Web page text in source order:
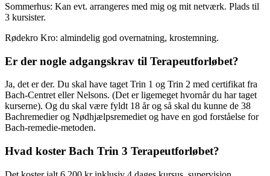
Sommerhus: Kan evt. arrangeres med mig og mit netværk. Plads til
3 kursister.
Rødekro Kro: almindelig god overnatning, krostemning.
Er der nogle adgangskrav til Terapeutforløbet?
Ja, det er der. Du skal have taget Trin 1 og Trin 2 med certifikat fra
Bach-Centret eller Nelsons. (Det er ligemeget hvornår du har taget
kurserne). Og du skal være fyldt 18 år og så skal du kunne de 38
Bachremedier og Nødhjælpsremediet og have en god forståelse for
Bach-remedie-metoden.
Hvad koster Bach Trin 3 Terapeutforløbet?